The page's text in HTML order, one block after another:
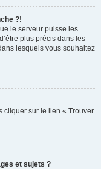
?!
le serveur puisse les
plus précis dans les
lesquels vous souhaitez
cliquer sur le lien « Trouver
et sujets ?